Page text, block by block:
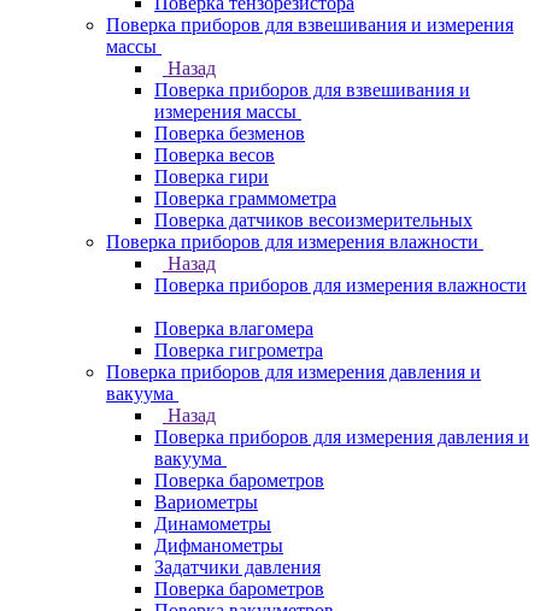
Поверка приборов для взвешивания и измерения
массы
Назад
Поверка приборов для взвешивания и
измерения массы
Поверка безменов
Поверка весов
Поверка гири
Поверка граммометра
Поверка датчиков весоизмерительных
Поверка приборов для измерения влажности
Назад
Поверка приборов для измерения влажности
Поверка влагомера
Поверка гигрометра
Поверка приборов для измерения давления и
вакуума
Назад
Поверка приборов для измерения давления и
вакуума
Поверка барометров
Вариометры
Динамометры
Дифманометры
Задатчики давления
Поверка барометров